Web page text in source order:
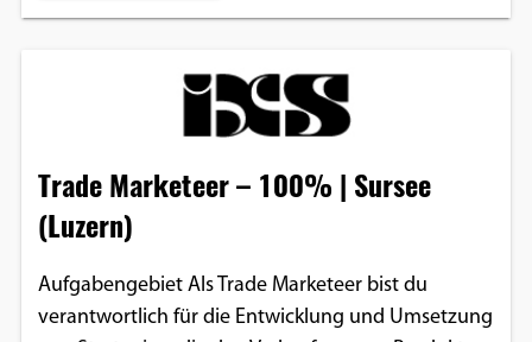
Trade Marketeer – 100% | Sursee
(Luzern)
Aufgabengebiet Als Trade Marketeer bist du
verantwortlich für die Entwicklung und Umsetzung